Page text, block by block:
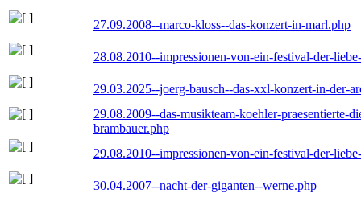
27.09.2008--marco-kloss--das-konzert-in-marl.php
28.08.2010--impressionen-von-ein-festival-der-
29.03.2025--joerg-bausch--das-xxl-konzert-in-der-
29.08.2009--das-musikteam-koehler-praesentierte-
brambauer.php
29.08.2010--impressionen-von-ein-festival-der-
30.04.2007--nacht-der-giganten--werne.php